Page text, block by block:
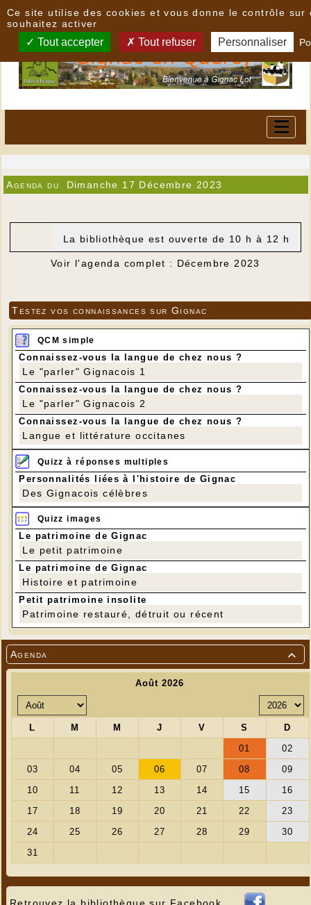

Agenda
Retrouvez la bibliothèque sur Facebook
Agenda du Dimanche 17 Décembre 2023
La bibliothèque est ouverte de 10 h à 12 h
Voir l'agenda complet : Décembre 2023
Testez vos connaissances sur Gignac
QCM simple
Connaissez-vous la langue de chez nous ?
Le "parler" Gignacois 1
Connaissez-vous la langue de chez nous ?
Le "parler" Gignacois 2
Connaissez-vous la langue de chez nous ?
Langue et littérature occitanes
Quizz à réponses multiples
Personnalités liées à l'histoire de Gignac
Des Gignacois célèbres
Quizz images
Le patrimoine de Gignac
Le petit patrimoine
Le patrimoine de Gignac
Histoire et patrimoine
Petit patrimoine insolite
Patrimoine restauré, détruit ou récent
Ce site utilise des cookies et vous donne le contrôle sur
souhaitez activer
Tout accepter Tout refuser Personnaliser